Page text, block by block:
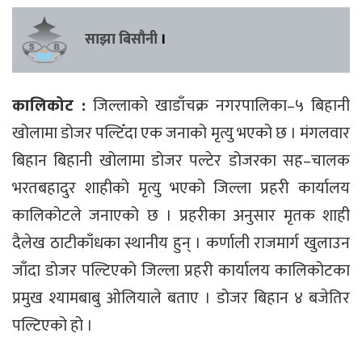
साझा बिसौनी ।
कालिकोट : जिल्लाको खाडाँचक्र नगरपालिका–५ बिहानी
खोलामा डोजर पल्टिँदा एक जनाको मृत्यु भएको छ । मंगलवार
बिहान बिहानी खोलामा डोजर पल्टेर डोजरका सह–चालक
भरतबहादुर शाहीको मृत्यु भएको जिल्ला प्रहरी कार्यालय
कालिकोटले जनाएको छ । प्रहरीका अनुसार मृतक शाही
दैलेख ठाटीकाँधका स्थानीय हुन् । कर्णाली राजमार्ग खुलाउन
जाँदा डोजर पल्टिएको जिल्ला प्रहरी कार्यालय कालिकोटका
प्रमुख श्यामबाबु ओलियाले बताए । डोजर बिहान ४ बजेतिर
पल्टिएको हो ।